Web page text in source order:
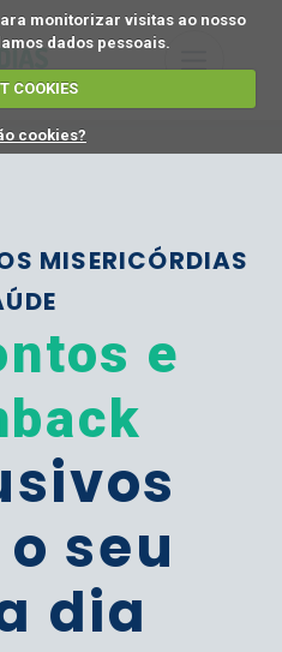
monitorizar visitas ao nosso
dados pessoais.
COOKIES
cookies?
MISERICÓRDIAS
e
seu
dia